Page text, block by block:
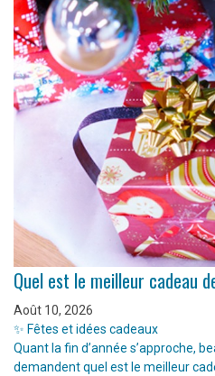
Quel est le meilleur cadeau
Août 10, 2026
✨ Fêtes et idées cadeaux
Quant la fin d’année s’approche,
demandent quel est le meilleur